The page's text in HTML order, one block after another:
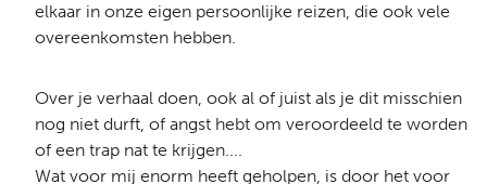
elkaar in onze eigen persoonlijke reizen, die ook vele
overeenkomsten hebben.
Over je verhaal doen, ook al of juist als je dit misschien
nog niet durft, of angst hebt om veroordeeld te worden
of een trap nat te krijgen....
Wat voor mij enorm heeft geholpen, is door het voor